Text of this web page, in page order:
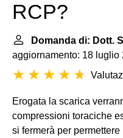
RCP?
Domanda di: Dott.
aggiornamento: 18 luglio
Erogata la scarica
compressioni toraciche
si fermerà per